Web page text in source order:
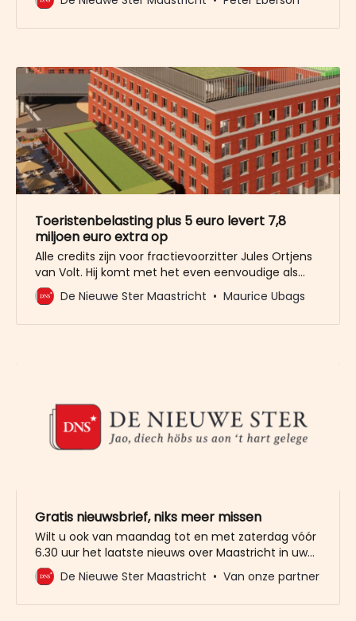
ondernemers, cultuur en historie.
Toeristenbelasting plus 5 euro levert 7,8
miljoen euro extra op
Alle credits zijn voor fractievoorzitter Jules Ortjens
van Volt. Hij komt met het even eenvoudige als
geniale idee om als stad de toerist geld in het
laatje te laten brengen voor alle inwoners, voor
De Nieuwe Ster Maastricht Maurice Ubags
Gratis nieuwsbrief, niks meer missen
Wilt u ook van maandag tot en met zaterdag vóór
6.30 uur het laatste nieuws over Maastricht in uw
mailbox? Meld u dan gratis aan voor de nieuwbrief
van De Nieuwe Ster. Meer dan 20.000 trouwe lezers
De Nieuwe Ster Maastricht Van onze partner